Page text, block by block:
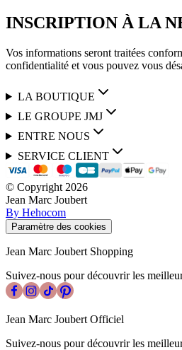
INSCRIPTION À LA
Vos informations seront traitées
confidentialité et vous pouvez vous
LA BOUTIQUE
LE GROUPE JMJ
ENTRE NOUS
SERVICE CLIENT
© Copyright 2026
Jean Marc Joubert
By Hehocom
Paramètre des cookies
Jean Marc Joubert Shopping
Suivez-nous pour découvrir les
Jean Marc Joubert Officiel
Suivez-nous pour découvrir les